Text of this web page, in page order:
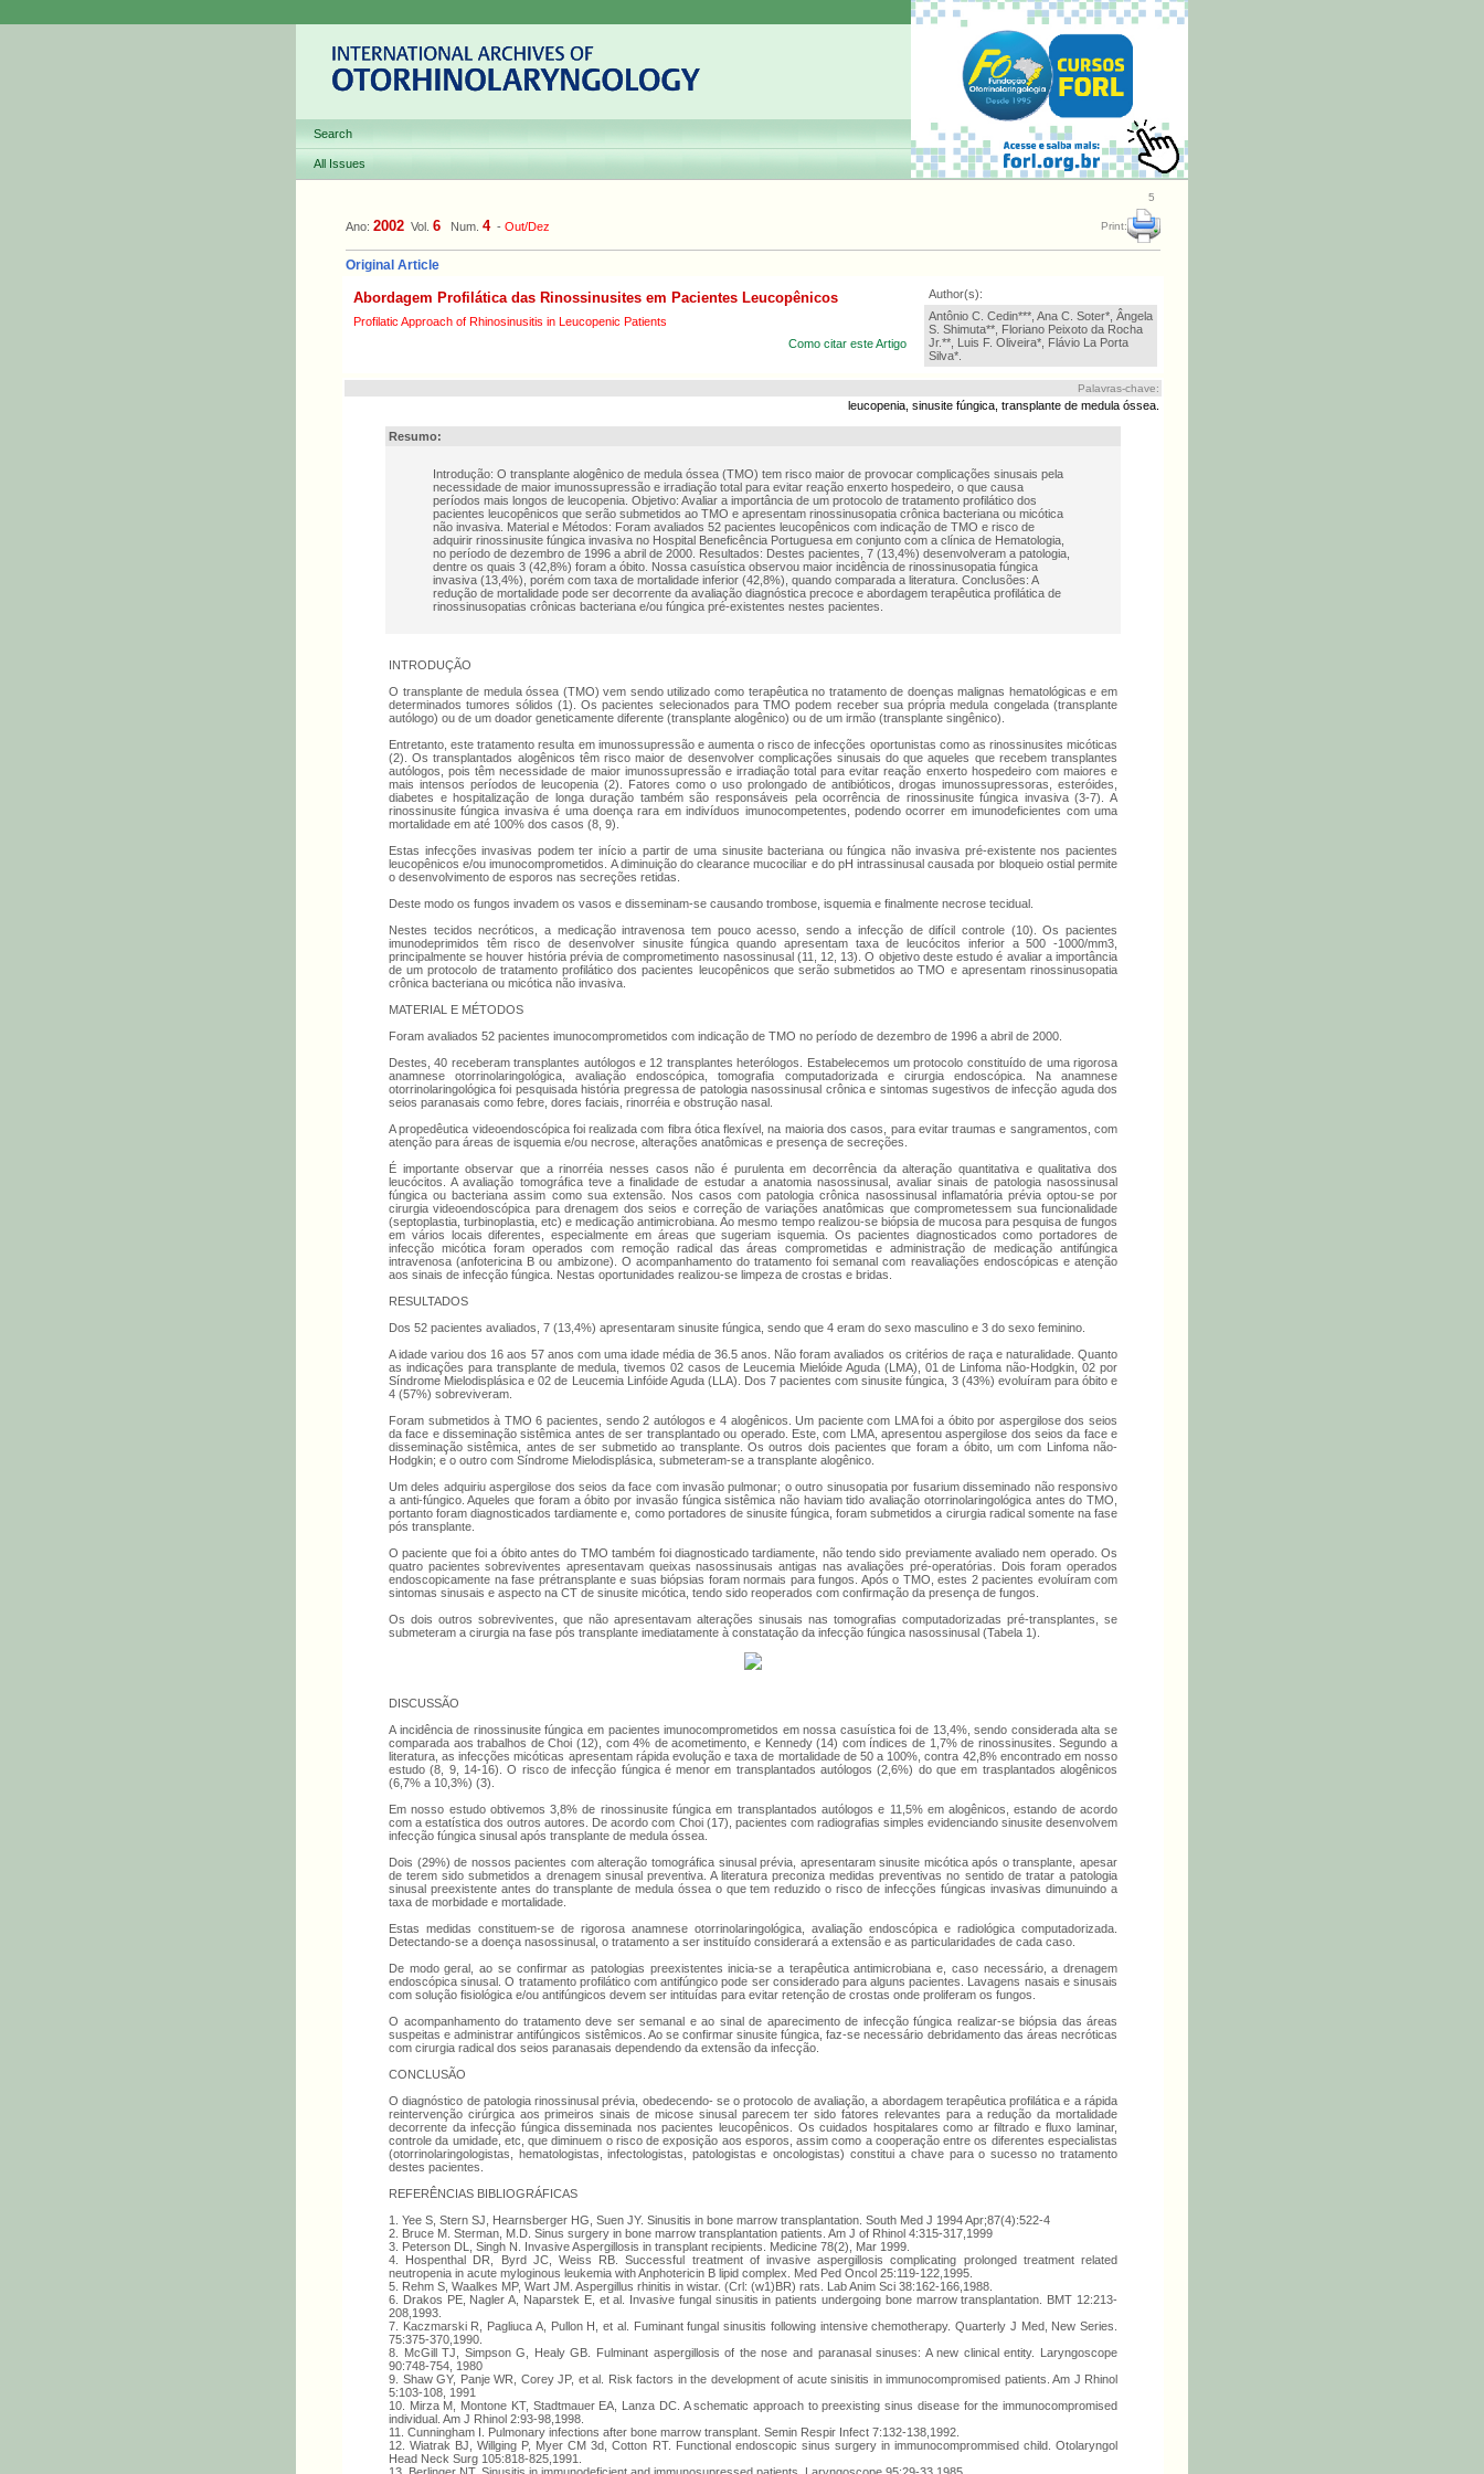
Search
All Issues
5
Ano: 2002 Vol. 6 Num. 4- Out/Dez Print:
Original Article
Abordagem Profilática das Rinossinusites em Pacientes Leucopênicos
Profilatic Approach of Rhinosinusitis in Leucopenic Patients
Como citar este Artigo
Author(s):
Antônio C. Cedin***, Ana C. Soter*, Ângela
S. Shimuta**, Floriano Peixoto da Rocha
Jr.**, Luis F. Oliveira*, Flávio La Porta
Silva*.
Palavras-chave:
leucopenia, sinusite fúngica, transplante de medula óssea.
Resumo:
Introdução: O transplante alogênico de medula óssea (TMO) tem risco maior de provocar complicações sinusais pela
necessidade de maior imunossupressão e irradiação total para evitar reação enxerto hospedeiro, o que causa
períodos mais longos de leucopenia. Objetivo: Avaliar a importância de um protocolo de tratamento profilático dos
pacientes leucopênicos que serão submetidos ao TMO e apresentam rinossinusopatia crônica bacteriana ou micótica
não invasiva. Material e Métodos: Foram avaliados 52 pacientes leucopênicos com indicação de TMO e risco de
adquirir rinossinusite fúngica invasiva no Hospital Beneficência Portuguesa em conjunto com a clínica de Hematologia,
no período de dezembro de 1996 a abril de 2000. Resultados: Destes pacientes, 7 (13,4%) desenvolveram a patologia,
dentre os quais 3 (42,8%) foram a óbito. Nossa casuística observou maior incidência de rinossinusopatia fúngica
invasiva (13,4%), porém com taxa de mortalidade inferior (42,8%), quando comparada a literatura. Conclusões: A
redução de mortalidade pode ser decorrente da avaliação diagnóstica precoce e abordagem terapêutica profilática de
rinossinusopatias crônicas bacteriana e/ou fúngica pré-existentes nestes pacientes.
INTRODUÇÃO
O transplante de medula óssea (TMO) vem sendo utilizado como terapêutica no tratamento de doenças malignas hematológicas e em
determinados tumores sólidos (1). Os pacientes selecionados para TMO podem receber sua própria medula congelada (transplante
autólogo) ou de um doador geneticamente diferente (transplante alogênico) ou de um irmão (transplante singênico).
Entretanto, este tratamento resulta em imunossupressão e aumenta o risco de infecções oportunistas como as rinossinusites micóticas
(2). Os transplantados alogênicos têm risco maior de desenvolver complicações sinusais do que aqueles que recebem transplantes
autólogos, pois têm necessidade de maior imunossupressão e irradiação total para evitar reação enxerto hospedeiro com maiores e
mais intensos períodos de leucopenia (2). Fatores como o uso prolongado de antibióticos, drogas imunossupressoras, esteróides,
diabetes e hospitalização de longa duração também são responsáveis pela ocorrência de rinossinusite fúngica invasiva (3-7). A
rinossinusite fúngica invasiva é uma doença rara em indivíduos imunocompetentes, podendo ocorrer em imunodeficientes com uma
mortalidade em até 100% dos casos (8, 9).
Estas infecções invasivas podem ter início a partir de uma sinusite bacteriana ou fúngica não invasiva pré-existente nos pacientes
leucopênicos e/ou imunocomprometidos. A diminuição do clearance mucociliar e do pH intrassinusal causada por bloqueio ostial permite
o desenvolvimento de esporos nas secreções retidas.
Deste modo os fungos invadem os vasos e disseminam-se causando trombose, isquemia e finalmente necrose tecidual.
Nestes tecidos necróticos, a medicação intravenosa tem pouco acesso, sendo a infecção de difícil controle (10). Os pacientes
imunodeprimidos têm risco de desenvolver sinusite fúngica quando apresentam taxa de leucócitos inferior a 500 -1000/mm3,
principalmente se houver história prévia de comprometimento nasossinusal (11, 12, 13). O objetivo deste estudo é avaliar a importância
de um protocolo de tratamento profilático dos pacientes leucopênicos que serão submetidos ao TMO e apresentam rinossinusopatia
crônica bacteriana ou micótica não invasiva.
MATERIAL E MÉTODOS
Foram avaliados 52 pacientes imunocomprometidos com indicação de TMO no período de dezembro de 1996 a abril de 2000.
Destes, 40 receberam transplantes autólogos e 12 transplantes heterólogos. Estabelecemos um protocolo constituído de uma rigorosa
anamnese otorrinolaringológica, avaliação endoscópica, tomografia computadorizada e cirurgia endoscópica. Na anamnese
otorrinolaringológica foi pesquisada história pregressa de patologia nasossinusal crônica e sintomas sugestivos de infecção aguda dos
seios paranasais como febre, dores faciais, rinorréia e obstrução nasal.
A propedêutica videoendoscópica foi realizada com fibra ótica flexível, na maioria dos casos, para evitar traumas e sangramentos, com
atenção para áreas de isquemia e/ou necrose, alterações anatômicas e presença de secreções.
É importante observar que a rinorréia nesses casos não é purulenta em decorrência da alteração quantitativa e qualitativa dos
leucócitos. A avaliação tomográfica teve a finalidade de estudar a anatomia nasossinusal, avaliar sinais de patologia nasossinusal
fúngica ou bacteriana assim como sua extensão. Nos casos com patologia crônica nasossinusal inflamatória prévia optou-se por
cirurgia videoendoscópica para drenagem dos seios e correção de variações anatômicas que comprometessem sua funcionalidade
(septoplastia, turbinoplastia, etc) e medicação antimicrobiana. Ao mesmo tempo realizou-se biópsia de mucosa para pesquisa de fungos
em vários locais diferentes, especialmente em áreas que sugeriam isquemia. Os pacientes diagnosticados como portadores de
infecção micótica foram operados com remoção radical das áreas comprometidas e administração de medicação antifúngica
intravenosa (anfotericina B ou ambizone). O acompanhamento do tratamento foi semanal com reavaliações endoscópicas e atenção
aos sinais de infecção fúngica. Nestas oportunidades realizou-se limpeza de crostas e bridas.
RESULTADOS
Dos 52 pacientes avaliados, 7 (13,4%) apresentaram sinusite fúngica, sendo que 4 eram do sexo masculino e 3 do sexo feminino.
A idade variou dos 16 aos 57 anos com uma idade média de 36.5 anos. Não foram avaliados os critérios de raça e naturalidade. Quanto
as indicações para transplante de medula, tivemos 02 casos de Leucemia Mielóide Aguda (LMA), 01 de Linfoma não-Hodgkin, 02 por
Síndrome Mielodisplásica e 02 de Leucemia Linfóide Aguda (LLA). Dos 7 pacientes com sinusite fúngica, 3 (43%) evoluíram para óbito e
4 (57%) sobreviveram.
Foram submetidos à TMO 6 pacientes, sendo 2 autólogos e 4 alogênicos. Um paciente com LMA foi a óbito por aspergilose dos seios
da face e disseminação sistêmica antes de ser transplantado ou operado. Este, com LMA, apresentou aspergilose dos seios da face e
disseminação sistêmica, antes de ser submetido ao transplante. Os outros dois pacientes que foram a óbito, um com Linfoma não-
Hodgkin; e o outro com Síndrome Mielodisplásica, submeteram-se a transplante alogênico.
Um deles adquiriu aspergilose dos seios da face com invasão pulmonar; o outro sinusopatia por fusarium disseminado não responsivo
a anti-fúngico. Aqueles que foram a óbito por invasão fúngica sistêmica não haviam tido avaliação otorrinolaringológica antes do TMO,
portanto foram diagnosticados tardiamente e, como portadores de sinusite fúngica, foram submetidos a cirurgia radical somente na fase
pós transplante.
O paciente que foi a óbito antes do TMO também foi diagnosticado tardiamente, não tendo sido previamente avaliado nem operado. Os
quatro pacientes sobreviventes apresentavam queixas nasossinusais antigas nas avaliações pré-operatórias. Dois foram operados
endoscopicamente na fase prétransplante e suas biópsias foram normais para fungos. Após o TMO, estes 2 pacientes evoluíram com
sintomas sinusais e aspecto na CT de sinusite micótica, tendo sido reoperados com confirmação da presença de fungos.
Os dois outros sobreviventes, que não apresentavam alterações sinusais nas tomografias computadorizadas pré-transplantes, se
submeteram a cirurgia na fase pós transplante imediatamente à constatação da infecção fúngica nasossinusal (Tabela 1).
DISCUSSÃO
A incidência de rinossinusite fúngica em pacientes imunocomprometidos em nossa casuística foi de 13,4%, sendo considerada alta se
comparada aos trabalhos de Choi (12), com 4% de acometimento, e Kennedy (14) com índices de 1,7% de rinossinusites. Segundo a
literatura, as infecções micóticas apresentam rápida evolução e taxa de mortalidade de 50 a 100%, contra 42,8% encontrado em nosso
estudo (8, 9, 14-16). O risco de infecção fúngica é menor em transplantados autólogos (2,6%) do que em trasplantados alogênicos
(6,7% a 10,3%) (3).
Em nosso estudo obtivemos 3,8% de rinossinusite fúngica em transplantados autólogos e 11,5% em alogênicos, estando de acordo
com a estatística dos outros autores. De acordo com Choi (17), pacientes com radiografias simples evidenciando sinusite desenvolvem
infecção fúngica sinusal após transplante de medula óssea.
Dois (29%) de nossos pacientes com alteração tomográfica sinusal prévia, apresentaram sinusite micótica após o transplante, apesar
de terem sido submetidos a drenagem sinusal preventiva. A literatura preconiza medidas preventivas no sentido de tratar a patologia
sinusal preexistente antes do transplante de medula óssea o que tem reduzido o risco de infecções fúngicas invasivas dimunuindo a
taxa de morbidade e mortalidade.
Estas medidas constituem-se de rigorosa anamnese otorrinolaringológica, avaliação endoscópica e radiológica computadorizada.
Detectando-se a doença nasossinusal, o tratamento a ser instituído considerará a extensão e as particularidades de cada caso.
De modo geral, ao se confirmar as patologias preexistentes inicia-se a terapêutica antimicrobiana e, caso necessário, a drenagem
endoscópica sinusal. O tratamento profilático com antifúngico pode ser considerado para alguns pacientes. Lavagens nasais e sinusais
com solução fisiológica e/ou antifúngicos devem ser intituídas para evitar retenção de crostas onde proliferam os fungos.
O acompanhamento do tratamento deve ser semanal e ao sinal de aparecimento de infecção fúngica realizar-se biópsia das áreas
suspeitas e administrar antifúngicos sistêmicos. Ao se confirmar sinusite fúngica, faz-se necessário debridamento das áreas necróticas
com cirurgia radical dos seios paranasais dependendo da extensão da infecção.
CONCLUSÃO
O diagnóstico de patologia rinossinusal prévia, obedecendo- se o protocolo de avaliação, a abordagem terapêutica profilática e a rápida
reintervenção cirúrgica aos primeiros sinais de micose sinusal parecem ter sido fatores relevantes para a redução da mortalidade
decorrente da infecção fúngica disseminada nos pacientes leucopênicos. Os cuidados hospitalares como ar filtrado e fluxo laminar,
controle da umidade, etc, que diminuem o risco de exposição aos esporos, assim como a cooperação entre os diferentes especialistas
(otorrinolaringologistas, hematologistas, infectologistas, patologistas e oncologistas) constitui a chave para o sucesso no tratamento
destes pacientes.
REFERÊNCIAS BIBLIOGRÁFICAS
1. Yee S, Stern SJ, Hearnsberger HG, Suen JY. Sinusitis in bone marrow transplantation. South Med J 1994 Apr;87(4):522-4
2. Bruce M. Sterman, M.D. Sinus surgery in bone marrow transplantation patients. Am J of Rhinol 4:315-317,1999
3. Peterson DL, Singh N. Invasive Aspergillosis in transplant recipients. Medicine 78(2), Mar 1999.
4. Hospenthal DR, Byrd JC, Weiss RB. Successful treatment of invasive aspergillosis complicating prolonged treatment related
neutropenia in acute myloginous leukemia with Anphotericin B lipid complex. Med Ped Oncol 25:119-122,1995.
5. Rehm S, Waalkes MP, Wart JM. Aspergillus rhinitis in wistar. (Crl: (w1)BR) rats. Lab Anim Sci 38:162-166,1988.
6. Drakos PE, Nagler A, Naparstek E, et al. Invasive fungal sinusitis in patients undergoing bone marrow transplantation. BMT 12:213-
208,1993.
7. Kaczmarski R, Pagliuca A, Pullon H, et al. Fuminant fungal sinusitis following intensive chemotherapy. Quarterly J Med, New Series.
75:375-370,1990.
8. McGill TJ, Simpson G, Healy GB. Fulminant aspergillosis of the nose and paranasal sinuses: A new clinical entity. Laryngoscope
90:748-754, 1980
9. Shaw GY, Panje WR, Corey JP, et al. Risk factors in the development of acute sinisitis in immunocompromised patients. Am J Rhinol
5:103-108, 1991
10. Mirza M, Montone KT, Stadtmauer EA, Lanza DC. A schematic approach to preexisting sinus disease for the immunocompromised
individual. Am J Rhinol 2:93-98,1998.
11. Cunningham I. Pulmonary infections after bone marrow transplant. Semin Respir Infect 7:132-138,1992.
12. Wiatrak BJ, Willging P, Myer CM 3d, Cotton RT. Functional endoscopic sinus surgery in immunocomprommised child. Otolaryngol
Head Neck Surg 105:818-825,1991.